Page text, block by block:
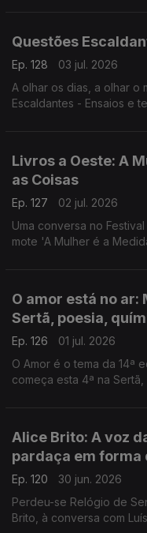
Questões
Ep. 128
03 jul. 2026
A olhar os dias, a olhar o
Escaldantes - Ensaios e
Livros a Oeste: A
as Coisas
Ep. 127
02 jul. 2026
Uma conversa no
mote 'A Mulher é a
O amor está no ar:
Sertã, poesia,
Ep. 126
01 jul. 2026
O Amor é o tema da 14ª
começa esta 4ª na
Alice Brito: A voz
pardaça em forma
Ep. 120
30 jun. 2026
Perdeu-se Relógio de
Brito, à conversa com